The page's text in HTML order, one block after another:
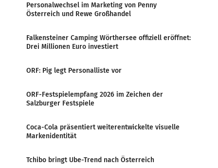
Personalwechsel im Marketing von Penny
Österreich und Rewe Großhandel
Falkensteiner Camping Wörthersee offiziell eröffnet:
Drei Millionen Euro investiert
ORF: Pig legt Personalliste vor
ORF-Festspielempfang 2026 im Zeichen der
Salzburger Festspiele
Coca-Cola präsentiert weiterentwickelte visuelle
Markenidentität
Tchibo bringt Ube-Trend nach Österreich